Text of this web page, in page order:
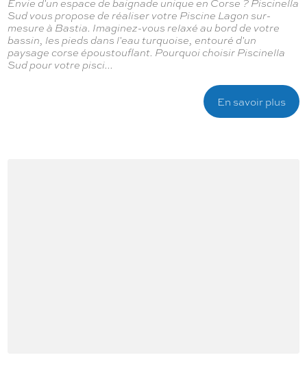
Envie d'un espace de baignade unique en Corse ? Piscinella
Sud vous propose de réaliser votre Piscine Lagon sur-
mesure à Bastia. Imaginez-vous relaxé au bord de votre
bassin, les pieds dans l'eau turquoise, entouré d'un
paysage corse époustouflant. Pourquoi choisir Piscinella
Sud pour votre pisci...
En savoir plus